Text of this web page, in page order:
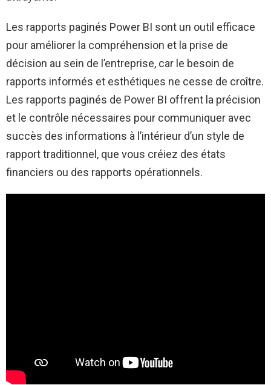
Les rapports paginés Power BI sont un outil efficace
pour améliorer la compréhension et la prise de
décision au sein de l’entreprise, car le besoin de
rapports informés et esthétiques ne cesse de croître.
Les rapports paginés de Power BI offrent la précision
et le contrôle nécessaires pour communiquer avec
succès des informations à l’intérieur d’un style de
rapport traditionnel, que vous créiez des états
financiers ou des rapports opérationnels.